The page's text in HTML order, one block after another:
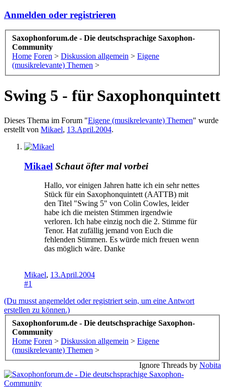
Anmelden oder registrieren
Saxophonforum.de - Die deutschsprachige Saxophon-
Community
Home Foren > Diskussion allgemein > Eigene
(musikrelevante) Themen >
Swing 5 - für Saxophonquintett
Dieses Thema im Forum "Eigene (musikrelevante) Themen" wurde
erstellt von Mikael, 13.April.2004.
Mikael Schaut öfter mal vorbei
Hallo, vor einigen Jahren hatte ich ein sehr nettes
Stück für ein Saxophonquintett (AATTB) mit
den Titel "Swing 5" von Colin Cowles, leider
habe ich die meisten Stimmen irgendwie
verloren. Ich habe einzig noch die 2. Stimme für
Tenor. Hat zufällig jemand von Euch die
fehlenden Stimmen. Es würde mich freuen wenn
das möglich wäre. Danke
Mikael, 13.April.2004
#1
(Du musst angemeldet oder registriert sein, um eine Antwort
erstellen zu können.)
Saxophonforum.de - Die deutschsprachige Saxophon-
Community
Home Foren > Diskussion allgemein > Eigene
(musikrelevante) Themen >
Ignore Threads by Nobita